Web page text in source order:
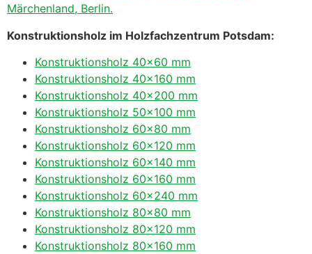
Märchenland, Berlin.
Konstruktionsholz im Holzfachzentrum Potsdam:
Konstruktionsholz 40×60 mm
Konstruktionsholz 40×160 mm
Konstruktionsholz 40×200 mm
Konstruktionsholz 50×100 mm
Konstruktionsholz 60×80 mm
Konstruktionsholz 60×120 mm
Konstruktionsholz 60×140 mm
Konstruktionsholz 60×160 mm
Konstruktionsholz 60×240 mm
Konstruktionsholz 80×80 mm
Konstruktionsholz 80×120 mm
Konstruktionsholz 80×160 mm